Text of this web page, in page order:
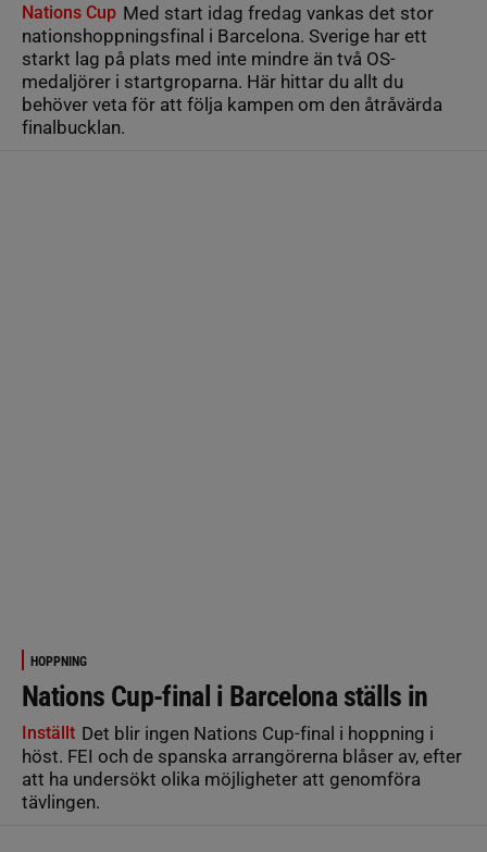
Nations Cup Med start idag fredag vankas det stor
nationshoppningsfinal i Barcelona. Sverige har ett
starkt lag på plats med inte mindre än två OS-
medaljörer i startgroparna. Här hittar du allt du
behöver veta för att följa kampen om den åtråvärda
finalbucklan.
HOPPNING
Nations Cup-final i Barcelona ställs in
Inställt Det blir ingen Nations Cup-final i hoppning i
höst. FEI och de spanska arrangörerna blåser av, efter
att ha undersökt olika möjligheter att genomföra
tävlingen.